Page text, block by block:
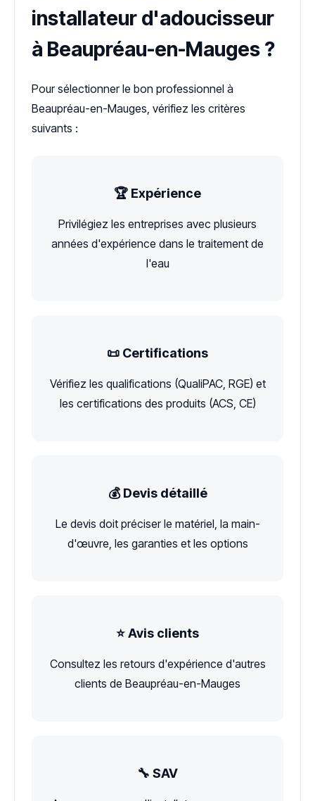
installateur d'adoucisseur
à Beaupréau-en-Mauges ?
Pour sélectionner le bon professionnel à
Beaupréau-en-Mauges, vérifiez les critères
suivants :
🏆 Expérience
Privilégiez les entreprises avec plusieurs
années d'expérience dans le traitement de
l'eau
📜 Certifications
Vérifiez les qualifications (QualiPAC, RGE) et
les certifications des produits (ACS, CE)
💰 Devis détaillé
Le devis doit préciser le matériel, la main-
d'œuvre, les garanties et les options
⭐ Avis clients
Consultez les retours d'expérience d'autres
clients de Beaupréau-en-Mauges
🔧 SAV